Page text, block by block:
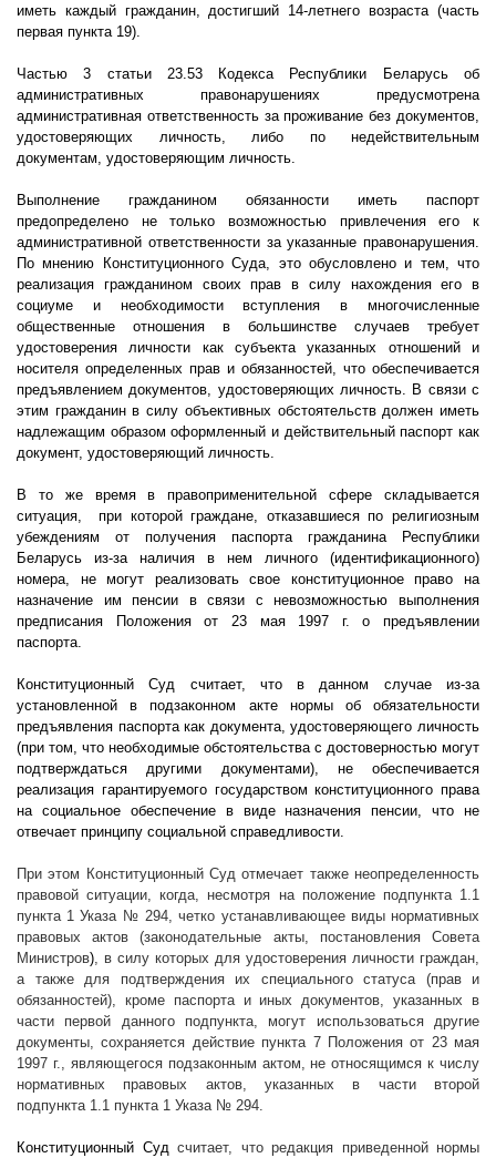
иметь каждый гражданин, достигший 14-летнего возраста (часть
первая пункта 19).
Частью 3 статьи 23.53 Кодекса Республики Беларусь об
административных правонарушениях предусмотрена
административная ответственность за проживание без документов,
удостоверяющих личность, либо по недействительным
документам, удостоверяющим личность.
Выполнение гражданином обязанности иметь паспорт
предопределено не только возможностью привлечения его к
административной ответственности за указанные правонарушения.
По мнению Конституционного Суда, это обусловлено и тем, что
реализация гражданином своих прав в силу нахождения его в
социуме и необходимости вступления в многочисленные
общественные отношения в большинстве случаев требует
удостоверения личности как субъекта указанных отношений и
носителя определенных прав и обязанностей, что обеспечивается
предъявлением документов, удостоверяющих личность. В связи с
этим гражданин в силу объективных обстоятельств должен иметь
надлежащим образом оформленный и действительный паспорт как
документ, удостоверяющий личность.
В то же время в правоприменительной сфере складывается
ситуация,
при которой граждане, отказавшиеся по религиозным
убеждениям от получения паспорта гражданина Республики
Беларусь из-за наличия в нем личного (идентификационного)
номера, не могут реализовать свое конституционное право на
назначение им пенсии в связи с невозможностью выполнения
предписания Положения от 23 мая 1997 г. о предъявлении
паспорта.
Конституционный Суд считает, что в данном случае из-за
установленной в подзаконном акте нормы об обязательности
предъявления паспорта как документа, удостоверяющего личность
(при том, что необходимые обстоятельства с достоверностью могут
подтверждаться другими документами), не обеспечивается
реализация гарантируемого государством конституционного права
на социальное обеспечение в виде назначения пенсии, что не
отвечает принципу социальной справедливости.
При этом Конституционный Суд отмечает также неопределенность
правовой ситуации, когда, несмотря на положение подпункта 1.1
пункта 1 Указа № 294, четко устанавливающее виды нормативных
правовых актов (законодательные акты, постановления Совета
Министров), в силу которых для удостоверения личности граждан,
а также для подтверждения их специального статуса (прав и
обязанностей), кроме паспорта и иных документов, указанных в
части первой данного подпункта, могут использоваться другие
документы, сохраняется действие пункта 7 Положения от 23 мая
1997 г., являющегося подзаконным актом, не относящимся к числу
нормативных правовых актов, указанных в части второй
подпункта 1.1 пункта 1 Указа № 294.
Конституционный Суд считает, что редакция приведенной нормы